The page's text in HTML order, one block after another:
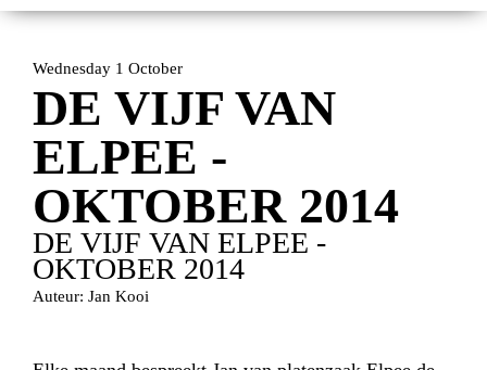
Wednesday 1 October
DE VIJF VAN
ELPEE -
OKTOBER 2014
DE VIJF VAN ELPEE -
OKTOBER 2014
Auteur: Jan Kooi